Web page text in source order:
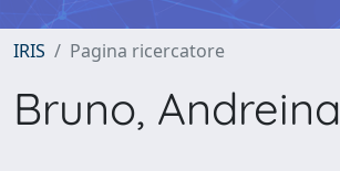
IRIS Pagina ricercatore
Bruno, Andreina